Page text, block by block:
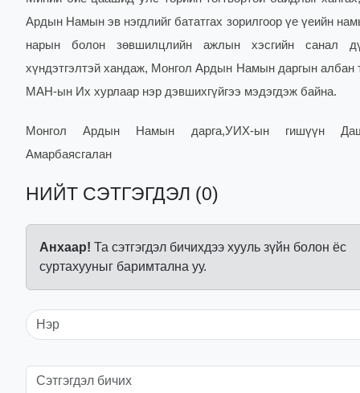
Ардын Намын эв нэгдлийг бататгах зорилгоор үе үеийн
нарын болон зөвшилцлийн ажлын хэсгийн санал
хүндэтгэлтэй хандаж, Монгол Ардын Намын даргын албан
МАН-ын Их хурлаар нэр дэвшихгүйгээ мэдэгдэж байна.
Монгол Ардын Намын дарга,УИХ-ын гишүүн
Амарбаясгалан
НИЙТ СЭТГЭГДЭЛ (0)
Анхаар! Та сэтгэгдэл бичихдээ хууль зүйн болон ёс
суртахууныг баримтална уу.